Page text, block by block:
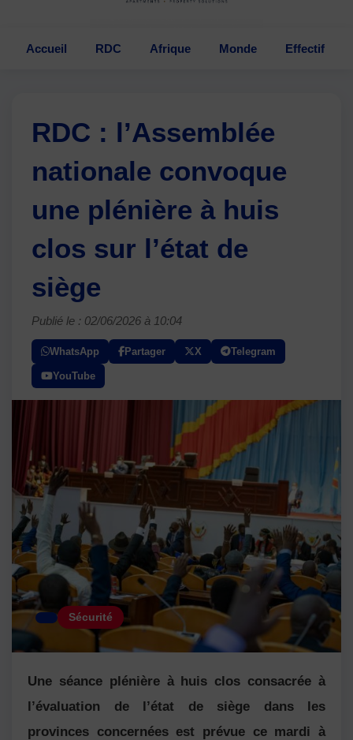
Accueil RDC Afrique Monde Effectif
RDC : l’Assemblée
nationale convoque
une plénière à huis
clos sur l’état de
siège
Publié le : 02/06/2026 à 10:04
WhatsApp Partager X Telegram
YouTube
Sécurité
Une séance plénière à huis clos consacrée à
l’évaluation de l’état de siège dans les
provinces concernées est prévue ce mardi à